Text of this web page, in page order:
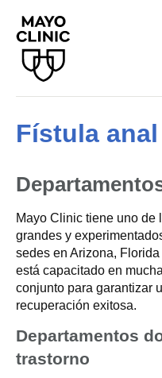
Fístula anal
Mayo Clinic tiene uno de
grandes y
sedes en Arizona,
está capacitado en
conjunto para garantizar
recuperación exitosa.
Departamentos
trastorno